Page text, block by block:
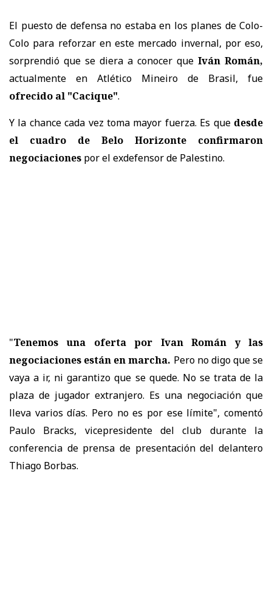
El puesto de defensa no estaba en los planes de Colo-
Colo para reforzar en este mercado invernal, por eso,
sorprendió que se diera a conocer que Iván Román,
actualmente en Atlético Mineiro de Brasil, fue
ofrecido al "Cacique".
Y la chance cada vez toma mayor fuerza. Es que desde
el cuadro de Belo Horizonte confirmaron
negociaciones por el exdefensor de Palestino.
"Tenemos una oferta por Ivan Román y las
negociaciones están en marcha. Pero no digo que se
vaya a ir, ni garantizo que se quede. No se trata de la
plaza de jugador extranjero. Es una negociación que
lleva varios días. Pero no es por ese límite", comentó
Paulo Bracks, vicepresidente del club durante la
conferencia de prensa de presentación del delantero
Thiago Borbas.